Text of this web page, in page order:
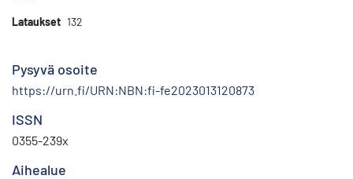
Lataukset 132
Pysyvä osoite
https://urn.fi/URN:NBN:fi-fe2023013120873
ISSN
0355-239x
Aihealue